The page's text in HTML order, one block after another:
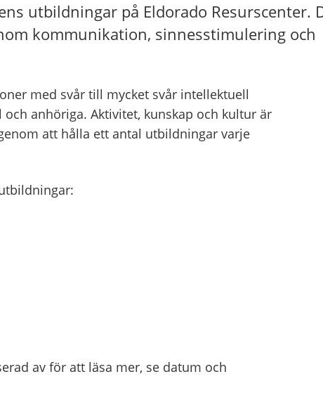
utbildningar på Eldorado Resurscenter.
kommunikation, sinnesstimulering och
med svår till mycket svår intellektuell
anhöriga. Aktivitet, kunskap och kultur är
att hålla ett antal utbildningar varje
av för att läsa mer, se datum och